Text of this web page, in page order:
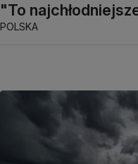
"To
POLSKA